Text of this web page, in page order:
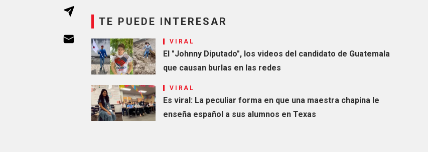
TE PUEDE INTERESAR
VIRAL
El "Johnny Diputado", los videos del candidato de Guatemala
que causan burlas en las redes
VIRAL
Es viral: La peculiar forma en que una maestra chapina le
enseña español a sus alumnos en Texas